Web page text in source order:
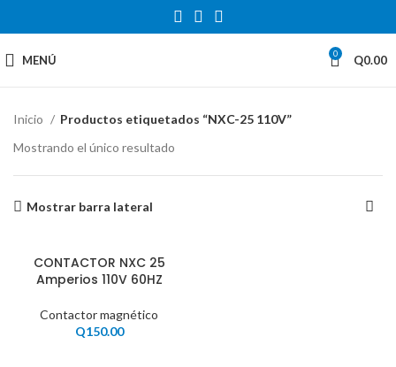
MENÚ 0 Q0.00
Inicio
Productos etiquetados “NXC-25 110V”
Mostrando el único resultado
Mostrar barra lateral
CONTACTOR NXC 25
Amperios 110V 60HZ
Contactor magnético
Q150.00